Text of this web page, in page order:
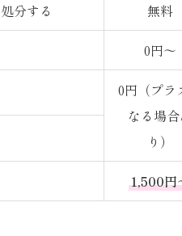
分する
無料
0円～
0円（プラ
なる場合
り）
1,500円